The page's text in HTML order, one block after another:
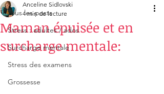
Tous les posts
Stress : adultes / ados
Surcharge mentale
Stress des examens
Grossesse
Maman épuisée et en
surcharge mentale:
Anceline Sidlovski
4 min de lecture